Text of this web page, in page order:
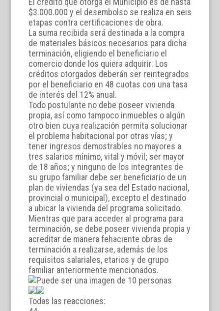
$3.000.000 y el desembolso se realiza en seis
etapas contra certificaciones de obra.
La suma recibida será destinada a la compra
de materiales básicos necesarios para dicha
terminación, eligiendo el beneficiario el
comercio donde los quiera adquirir. Los
créditos otorgados deberán ser reintegrados
por el beneficiario en 48 cuotas con una tasa
de interés del 12% anual.
Todo postulante no debe poseer vivienda
propia, así como tampoco inmuebles o algún
otro bien cuya realización permita solucionar
el problema habitacional por otras vías; y
tener ingresos demostrables no mayores a
tres salarios mínimo, vital y móvil; ser mayor
de 18 años; y ninguno de los integrantes de
su grupo familiar debe ser beneficiario de un
plan de viviendas (ya sea del Estado nacional,
provincial o municipal), excepto el destinado
a ubicar la vivienda del programa solicitado.
Mientras que para acceder al programa para
terminación, se debe poseer vivienda propia y
acreditar de manera fehaciente obras de
terminación a realizarse, además de los
requisitos salariales, etarios y de grupo
familiar anteriormente mencionados.
Todas las reacciones: